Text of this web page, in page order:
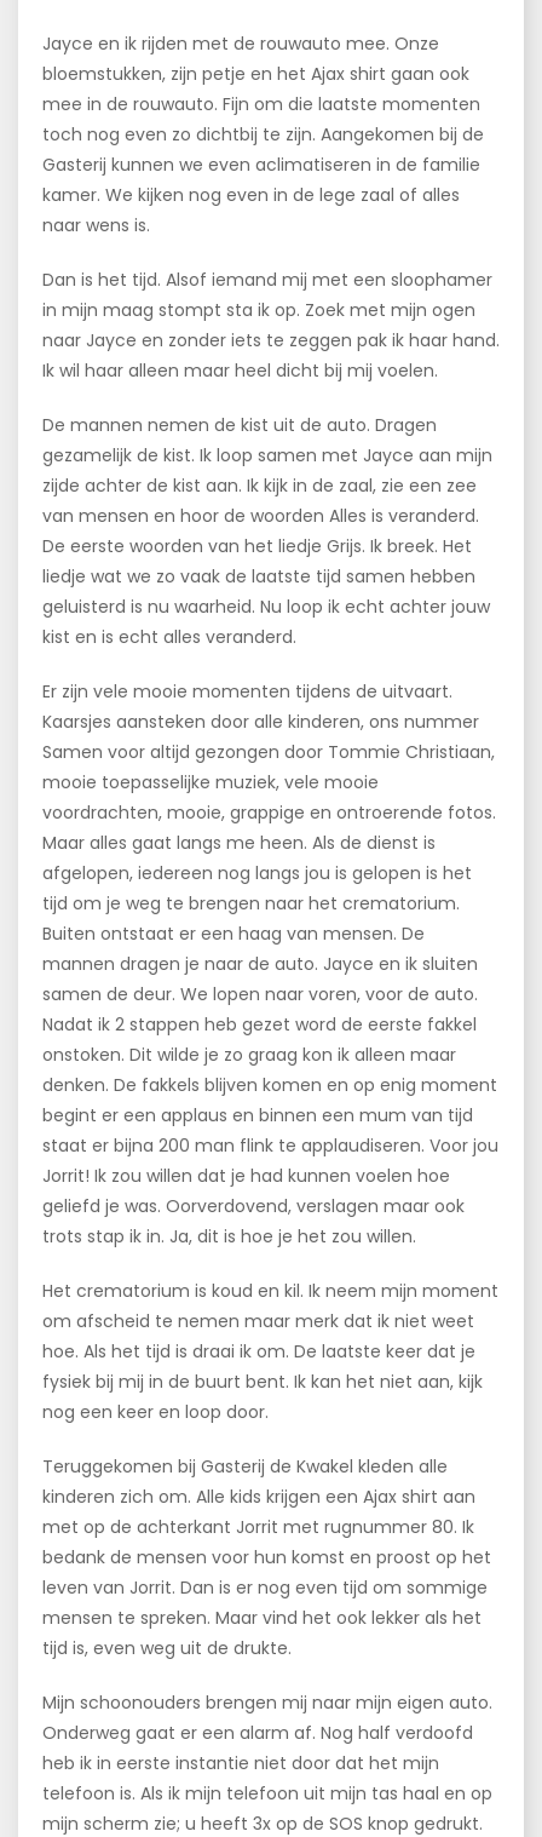
Jayce en ik rijden met de rouwauto mee. Onze
bloemstukken, zijn petje en het Ajax shirt gaan ook
mee in de rouwauto. Fijn om die laatste momenten
toch nog even zo dichtbij te zijn. Aangekomen bij de
Gasterij kunnen we even aclimatiseren in de familie
kamer. We kijken nog even in de lege zaal of alles
naar wens is.
Dan is het tijd. Alsof iemand mij met een sloophamer
in mijn maag stompt sta ik op. Zoek met mijn ogen
naar Jayce en zonder iets te zeggen pak ik haar hand.
Ik wil haar alleen maar heel dicht bij mij voelen.
De mannen nemen de kist uit de auto. Dragen
gezamelijk de kist. Ik loop samen met Jayce aan mijn
zijde achter de kist aan. Ik kijk in de zaal, zie een zee
van mensen en hoor de woorden Alles is veranderd.
De eerste woorden van het liedje Grijs. Ik breek. Het
liedje wat we zo vaak de laatste tijd samen hebben
geluisterd is nu waarheid. Nu loop ik echt achter jouw
kist en is echt alles veranderd.
Er zijn vele mooie momenten tijdens de uitvaart.
Kaarsjes aansteken door alle kinderen, ons nummer
Samen voor altijd gezongen door Tommie Christiaan,
mooie toepasselijke muziek, vele mooie
voordrachten, mooie, grappige en ontroerende fotos.
Maar alles gaat langs me heen. Als de dienst is
afgelopen, iedereen nog langs jou is gelopen is het
tijd om je weg te brengen naar het crematorium.
Buiten ontstaat er een haag van mensen. De
mannen dragen je naar de auto. Jayce en ik sluiten
samen de deur. We lopen naar voren, voor de auto.
Nadat ik 2 stappen heb gezet word de eerste fakkel
onstoken. Dit wilde je zo graag kon ik alleen maar
denken. De fakkels blijven komen en op enig moment
begint er een applaus en binnen een mum van tijd
staat er bijna 200 man flink te applaudiseren. Voor jou
Jorrit! Ik zou willen dat je had kunnen voelen hoe
geliefd je was. Oorverdovend, verslagen maar ook
trots stap ik in. Ja, dit is hoe je het zou willen.
Het crematorium is koud en kil. Ik neem mijn moment
om afscheid te nemen maar merk dat ik niet weet
hoe. Als het tijd is draai ik om. De laatste keer dat je
fysiek bij mij in de buurt bent. Ik kan het niet aan, kijk
nog een keer en loop door.
Teruggekomen bij Gasterij de Kwakel kleden alle
kinderen zich om. Alle kids krijgen een Ajax shirt aan
met op de achterkant Jorrit met rugnummer 80. Ik
bedank de mensen voor hun komst en proost op het
leven van Jorrit. Dan is er nog even tijd om sommige
mensen te spreken. Maar vind het ook lekker als het
tijd is, even weg uit de drukte.
Mijn schoonouders brengen mij naar mijn eigen auto.
Onderweg gaat er een alarm af. Nog half verdoofd
heb ik in eerste instantie niet door dat het mijn
telefoon is. Als ik mijn telefoon uit mijn tas haal en op
mijn scherm zie; u heeft 3x op de SOS knop gedrukt.